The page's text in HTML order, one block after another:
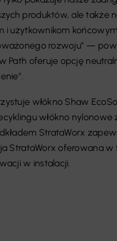
produktów, ale także
i użytkownikom
rozwoju” —
Path oferuje opcję
włókno Shaw
włókno
StrataWorx
StrataWorx oferowana
w instalacji.